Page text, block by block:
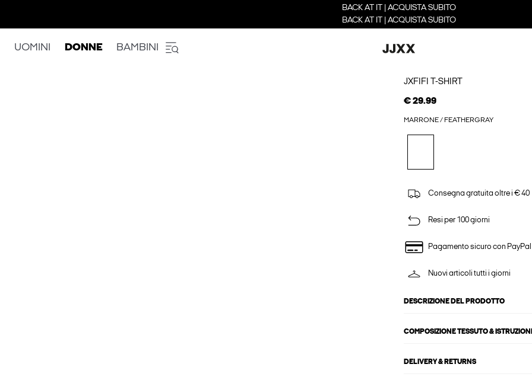
BACK AT IT | ACQUISTA SUBITO
BACK AT IT | ACQUISTA SUBITO
UOMINI DONNE BAMBINI
JXFIFI T-SHIRT
€ 29.99
MARRONE / FEATHERGRAY
Consegna gratuita oltre i € 40
Resi per 100 giorni
Pagamento sicuro con PayPal
Nuovi articoli tutti i giorni
DESCRIZIONE DEL PRODOTTO
COMPOSIZIONE TESSUTO &
DELIVERY & RETURNS